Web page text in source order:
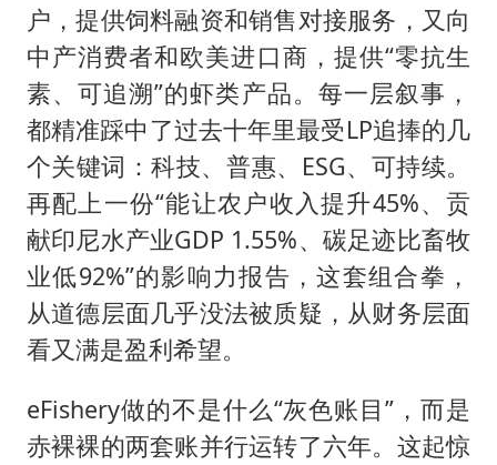
户，提供饲料融资和销售对接服务，又向
中产消费者和欧美进口商，提供“零抗生
素、可追溯”的虾类产品。每一层叙事，
都精准踩中了过去十年里最受LP追捧的几
个关键词：科技、普惠、ESG、可持续。
再配上一份“能让农户收入提升45%、贡
献印尼水产业GDP 1.55%、碳足迹比畜牧
业低92%”的影响力报告，这套组合拳，
从道德层面几乎没法被质疑，从财务层面
看又满是盈利希望。
eFishery做的不是什么“灰色账目”，而是
赤裸裸的两套账并行运转了六年。这起惊